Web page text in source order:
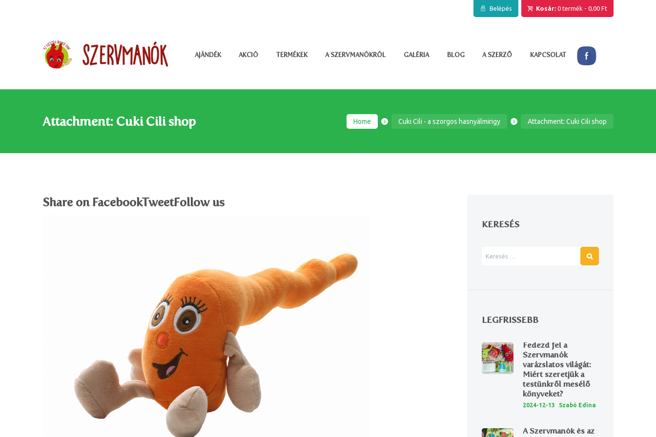
Belépés Kosár: 0 termék -0,00 Ft
AJÁNDÉK AKCIÓ TERMÉKEK A SZERVMANÓKRÓL GALÉRIA BLOG A SZERZŐ KAPCSOLAT
Attachment: Cuki Cili shop Home Cuki Cili - a szorgos hasnyálmirigy Attachment: Cuki Cili shop
Share on FacebookTweetFollow us
Cuki Cili shop2
KERESÉS
LEGFRISSEBB
Fedezd fel a
Szervmanók
varázslatos világát:
Miért szeretjük a
testünkről mesélő
könyveket?
2024-12-13 Szabó Edina
A Szervmanók és az